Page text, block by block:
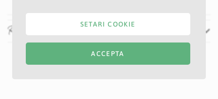
Recenzii
ACCEPTA
SETARI COOKIE